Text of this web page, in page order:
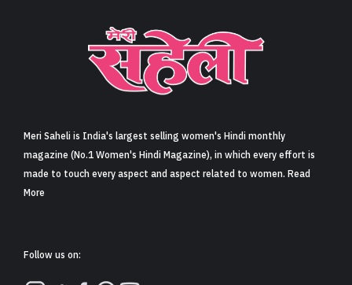
Meri Saheli is India's largest selling women's Hindi monthly
magazine (No.1 Women's Hindi Magazine), in which every effort is
made to touch every aspect and aspect related to women. Read
More
Follow us on: